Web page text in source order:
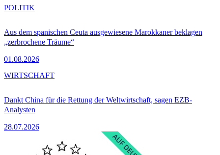
Aus dem spanischen Ceuta ausgewiesene Marokkaner beklagen
„zerbrochene Träume“
01.08.2026
POLITIK
Dankt China für die Rettung der Weltwirtschaft, sagen EZB-
Analysten
28.07.2026
WIRTSCHAFT